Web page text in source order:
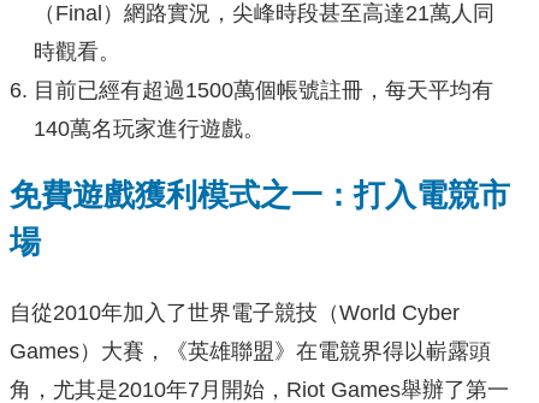
（Final）網路實況，尖峰時段甚至高達21萬人同
時觀看。
目前已經有超過1500萬個帳號註冊，每天平均有
140萬名玩家進行遊戲。
免費遊戲獲利模式之一：打入電競市
場
自從2010年加入了世界電子競技（World Cyber
Games）大賽，《英雄聯盟》在電競界得以嶄露頭
角，尤其是2010年7月開始，Riot Games舉辦了第一